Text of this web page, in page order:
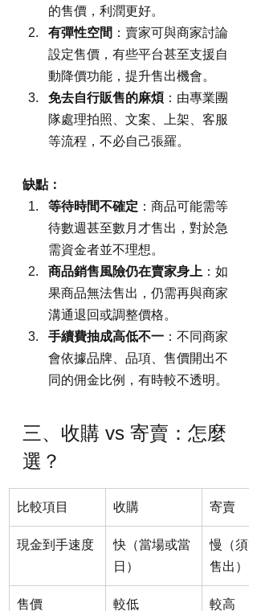
的售價，利潤更好。
有彈性空間 ：賣家可與商家討論
設定售價，有些平台甚至支援自
動降價功能，提升售出機會。
免去自行販售的麻煩 ：由專業團
隊處理拍照、文案、上架、客服
等流程，不必自己張羅。
缺點：
等待時間不確定 ：商品可能需等
待數週甚至數月才售出，對於急
需資金者並不理想。
商品銷售風險仍在賣家身上 ：如
果商品無法售出，仍需再與商家
溝通退回或調整價格。
手續費抽成高低不一 ：不同商家
會依據品牌、品項、售價開出不
同的佣金比例，有時較不透明。
三、收購 vs 寄賣：怎麼
選？
比較項目 收購 寄賣
現金到手速度
快（當場或當
日）
慢（須
售出）
售價 較低 較高